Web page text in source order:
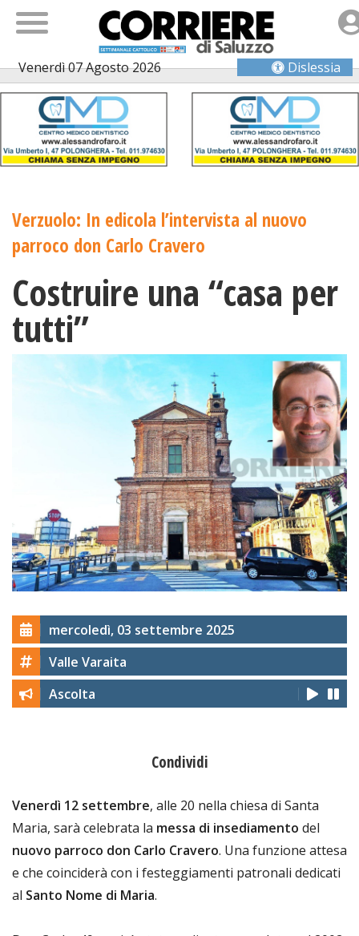
Venerdì 07 Agosto 2026 Dislessia
Verzuolo: In edicola l’intervista al nuovo
parroco don Carlo Cravero
Costruire una “casa per
tutti”
mercoledì, 03 settembre 2025
Valle Varaita
Ascolta
Condividi
Venerdì 12 settembre, alle 20 nella chiesa di Santa
Maria, sarà celebrata la messa di insediamento del
nuovo parroco don Carlo Cravero. Una funzione attesa
e che coinciderà con i festeggiamenti patronali dedicati
al Santo Nome di Maria.